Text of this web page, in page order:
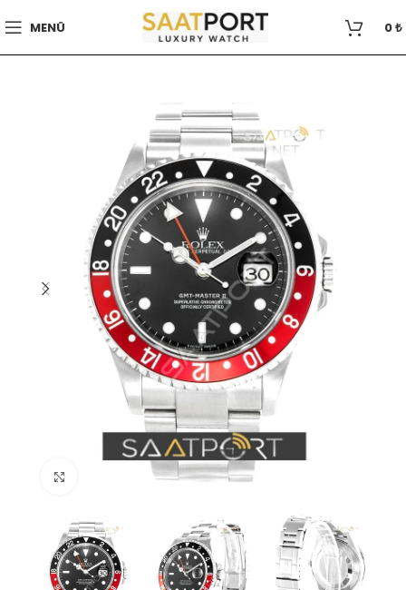
MENÜ 0₺
Büyütmek için tıklayın